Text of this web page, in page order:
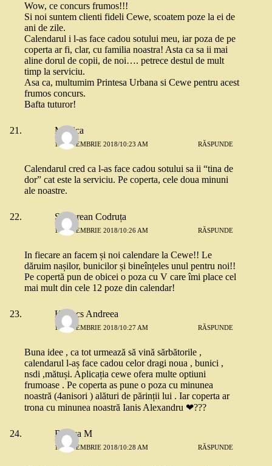
Wow, ce concurs frumos!!!
Si noi suntem clienti fideli Cewe, scoatem poze la ei de
ani de zile.
Calendarul i l-as face cadou sotului meu, iar poza de pe
coperta ar fi, clar, cu familia noastra! Asta ca sa ii mai
aline dorul de copii, de noi…. petrece destul de mult
timp la serviciu.
Asa ca, multumim Printesa Urbana si Cewe pentru acest
frumos concurs.
Bafta tuturor!
Monica
13 NOIEMBRIE 2018/10:23 AM RĂSPUNDE
Calendarul cred ca l-as face cadou sotului sa ii “tina de
dor” cat este la serviciu. Pe coperta, cele doua minuni
ale noastre.
Șopterean Codruța
13 NOIEMBRIE 2018/10:26 AM RĂSPUNDE
In fiecare an facem și noi calendare la Cewe!! Le
dăruim nașilor, bunicilor și bineînțeles unul pentru noi!!
Pe copertă pun de obicei o poza cu V care îmi place cel
mai mult din cele 12 poze din calendar!
Kovacs Andreea
13 NOIEMBRIE 2018/10:27 AM RĂSPUNDE
Buna idee , ca tot urmează să vină sărbătorile ,
calendarul l-aș face cadou celor dragi noua , bunici ,
nsdi ,mătuși. Aplicația cewe ofera multe optiuni
frumoase . Pe coperta as pune o poza cu minunea
noastră (4anisori ) alături de părinții lui . Iar coperta ar
trona cu minunea noastră Ianis Alexandru ❤???
Raluca M
13 NOIEMBRIE 2018/10:28 AM RĂSPUNDE